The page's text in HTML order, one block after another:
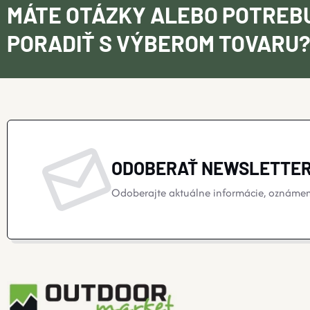
MÁTE OTÁZKY ALEBO
PORADIŤ S VÝBEROM TOVARU?
ODOBERAŤ
Odoberajte aktuálne informácie,